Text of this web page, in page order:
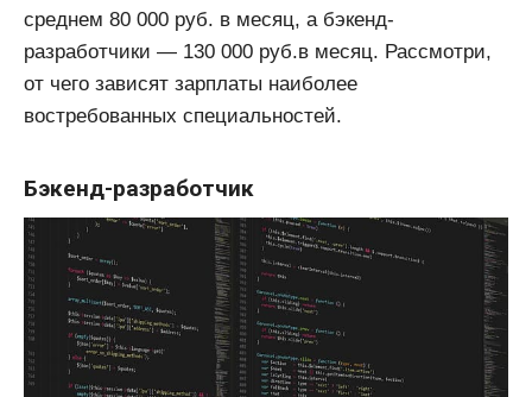
среднем 80 000 руб. в месяц, а бэкенд-
разработчики — 130 000 руб.в месяц. Рассмотри,
от чего зависят зарплаты наиболее
востребованных специальностей.
Бэкенд-разработчик